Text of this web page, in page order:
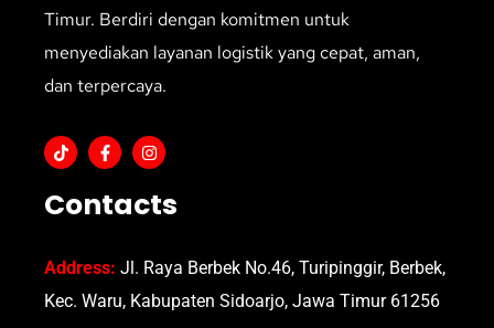
Timur. Berdiri dengan komitmen untuk
menyediakan layanan logistik yang cepat, aman,
dan terpercaya.
Contacts
Address: Jl. Raya Berbek No.46, Turipinggir, Berbek,
Kec. Waru, Kabupaten Sidoarjo, Jawa Timur 61256